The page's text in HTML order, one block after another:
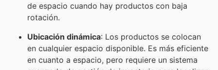
de espacio cuando hay productos con baja
rotación.
Ubicación dinámica: Los productos se colocan
en cualquier espacio disponible. Es más eficiente
en cuanto a espacio, pero requiere un sistema